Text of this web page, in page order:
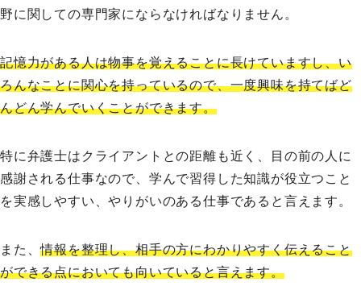
野に関しての専門家にならなければなりません。
記憶力がある人は物事を覚えることに長けていますし、い
ろんなことに関心を持っているので、一度興味を持てばど
んどん学んでいくことができます。
特に弁護士はクライアントとの距離も近く、目の前の人に
感謝される仕事なので、学んで習得した知識が役立つこと
を実感しやすい、やりがいのある仕事であると言えます。
また、情報を整理し、相手の方にわかりやすく伝えること
ができる点においても向いていると言えます。